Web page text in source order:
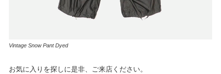
Vintage Snow Pant Dyed
お気に入りを探しに是非、ご来店ください。